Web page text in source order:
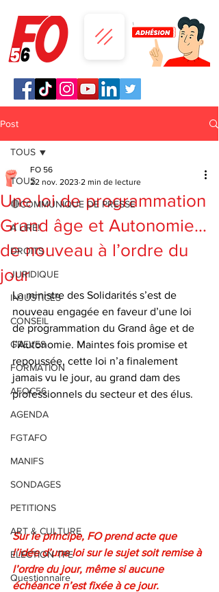
Post
TOUS
🔴COMMUNIQUE DE PRESSE
A LIRE!
DROITS
JURIDIQUE
INJUSTICES
CONSEIL
GREVES
FORMATION
AFOC56
AGENDA
FGTAFO
MANIFS
SONDAGES
PETITIONS
ART & CULTURE
ELECTION TPE
Questionnaire
TOUS
Une loi de programmation
Grand âge et Autonomie…
de nouveau à l’ordre du
jour
FO 56
22 nov. 2023 2 min de lecture
La ministre des Solidarités s’est de
nouveau engagée en faveur d’une loi
de programmation du Grand âge et de
l’Autonomie. Maintes fois promise et
repoussée, cette loi n’a finalement
jamais vu le jour, au grand dam des
professionnels du secteur et des élus.
Sur le principe, FO prend acte que
l’idée d’une loi sur le sujet soit remise à
l’ordre du jour, même si aucune
échéance n’est fixée à ce jour.